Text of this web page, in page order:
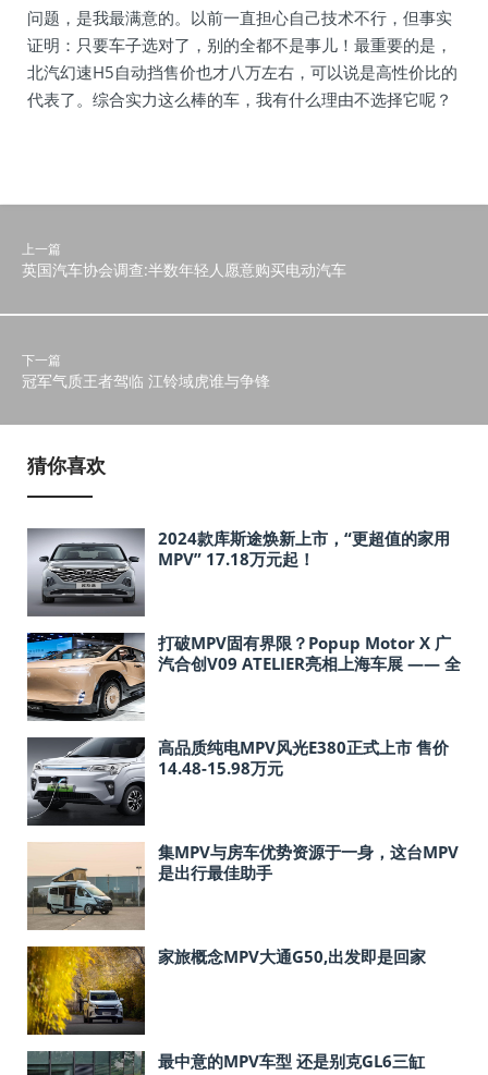
问题，是我最满意的。以前一直担心自己技术不行，但事实
证明：只要车子选对了，别的全都不是事儿！最重要的是，
北汽幻速H5自动挡售价也才八万左右，可以说是高性价比的
代表了。综合实力这么棒的车，我有什么理由不选择它呢？
上一篇
英国汽车协会调查:半数年轻人愿意购买电动汽车
下一篇
冠军气质王者驾临 江铃域虎谁与争锋
猜你喜欢
2024款库斯途焕新上市，“更超值的家用
MPV” 17.18万元起！
打破MPV固有界限？Popup Motor X 广
汽合创V09 ATELIER亮相上海车展 —— 全
高品质纯电MPV风光E380正式上市 售价
14.48-15.98万元
集MPV与房车优势资源于一身，这台MPV
是出行最佳助手
家旅概念MPV大通G50,出发即是回家
最中意的MPV车型 还是别克GL6三缸